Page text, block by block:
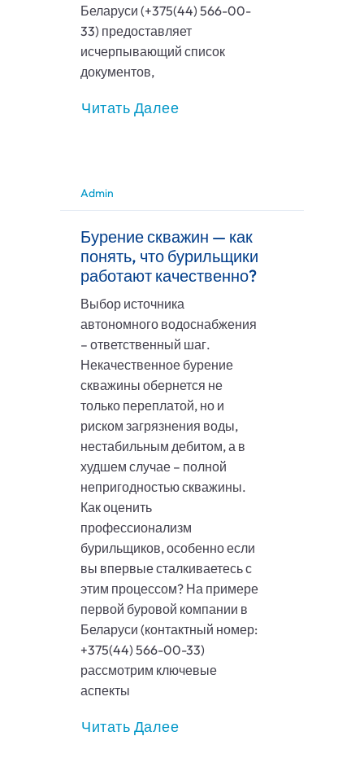
Беларуси (+375(44) 566-00-
33) предоставляет
исчерпывающий список
документов,
Читать Далее
Admin
Бурение скважин — как
понять, что бурильщики
работают качественно?
Выбор источника
автономного водоснабжения
– ответственный шаг.
Некачественное бурение
скважины обернется не
только переплатой, но и
риском загрязнения воды,
нестабильным дебитом, а в
худшем случае – полной
непригодностью скважины.
Как оценить
профессионализм
бурильщиков, особенно если
вы впервые сталкиваетесь с
этим процессом? На примере
первой буровой компании в
Беларуси (контактный номер:
+375(44) 566-00-33)
рассмотрим ключевые
аспекты
Читать Далее